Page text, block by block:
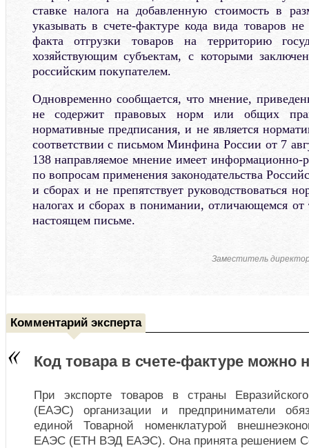
ставке налога на добавленную стоимость в
указывать в счете-фактуре кода вида товаров не
факта отгрузки товаров на территорию
хозяйствующим субъектам, с которыми
российским покупателем.
Одновременно сообщается, что мнение,
не содержит правовых норм или общих
нормативные предписания, и не является
соответствии с письмом Минфина России от 7
138 направляемое мнение имеет информационно-
по вопросам применения законодательства
и сборах и не препятствует руководствоваться
налогах и сборах в понимании, отличающемся от
настоящем письме.
Заместитель
Комментарий эксперта
Код товара в счете-фактуре можно
При экспорте товаров в страны
(ЕАЭС) организации и предприниматели
единой Товарной номенклатурой
ЕАЭС (ЕТН ВЭД ЕАЭС). Она принята решением